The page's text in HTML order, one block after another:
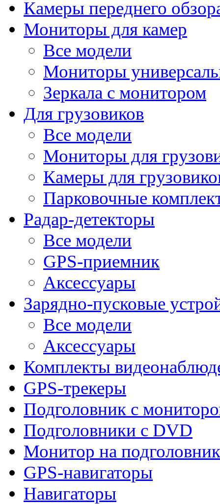
Камеры переднего
Мониторы для камер
Все модели
Мониторы
Зеркала с монитором
Для грузовиков
Все модели
Мониторы для
Камеры для
Парковочные
Радар-детекторы
Все модели
GPS-приемник
Аксессуары
Зарядно-пусковые
Все модели
Аксессуары
Комплекты
GPS-трекеры
Подголовник с
Подголовники с DVD
Монитор на подголовник
GPS-навигаторы
Навигаторы